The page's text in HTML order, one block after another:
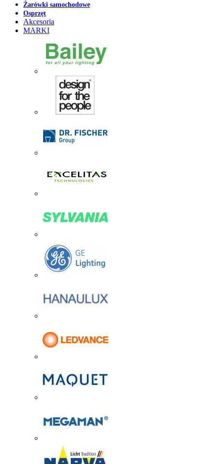
Żarówki samochodowe
Osprzęt
Akcesoria
MARKI